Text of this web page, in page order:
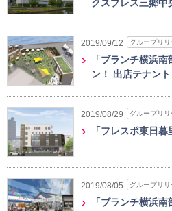
クスプレス三郷中
2019/09/12 グループリリ
「ブランチ横浜
ン！ 出店テナン
2019/08/29 グループリリ
「フレスポ東日
2019/08/05 グループリリ
「ブランチ横浜